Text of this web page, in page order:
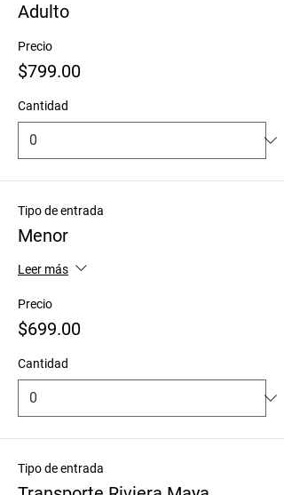
Adulto
Precio
$799.00
Cantidad
Tipo de entrada
Menor
Leer más
Precio
$699.00
Cantidad
Tipo de entrada